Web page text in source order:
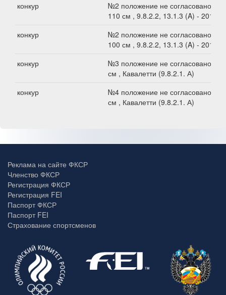
конкур
№2 положение не согласовано,
110 см , 9.8.2.2, 13.1.3 (A) - 2012
конкур
№2 положение не согласовано,
100 см , 9.8.2.2, 13.1.3 (A) - 2012
конкур
№3 положение не согласовано, 20
см , Кавалетти (9.8.2.1. А)
конкур
№4 положение не согласовано, 45
см , Кавалетти (9.8.2.1. А)
Реклама на сайте ФКСР
Членство ФКСР
Регистрация ФКСР
Регистрация FEI
Паспорт ФКСР
Паспорт FEI
Страхование спортсменов